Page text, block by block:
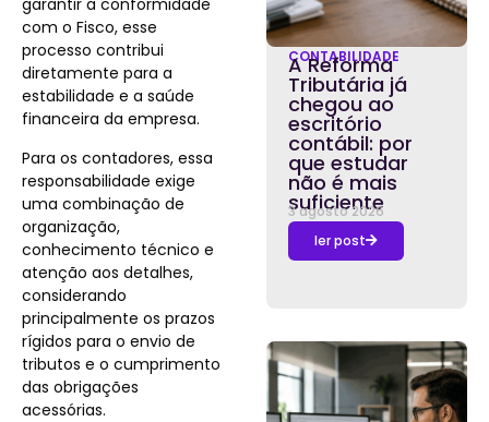
garantir a conformidade
com o Fisco, esse
processo contribui
diretamente para a
estabilidade e a saúde
financeira da empresa.
Para os contadores, essa
responsabilidade exige
uma combinação de
organização,
conhecimento técnico e
atenção aos detalhes,
considerando
principalmente os prazos
rígidos para o envio de
tributos e o cumprimento
das obrigações
acessórias.
CONTABILIDADE
A Reforma
Tributária já
chegou ao
escritório
contábil: por
que estudar
não é mais
suficiente
3 agosto 2026
ler post